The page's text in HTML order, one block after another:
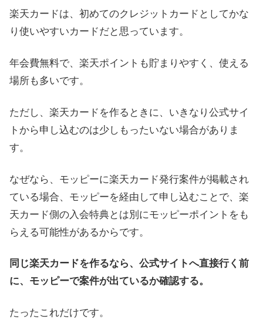
楽天カードは、初めてのクレジットカードとしてかな
り使いやすいカードだと思っています。
年会費無料で、楽天ポイントも貯まりやすく、使える
場所も多いです。
ただし、楽天カードを作るときに、いきなり公式サイ
トから申し込むのは少しもったいない場合がありま
す。
なぜなら、モッピーに楽天カード発行案件が掲載され
ている場合、モッピーを経由して申し込むことで、楽
天カード側の入会特典とは別にモッピーポイントをも
らえる可能性があるからです。
同じ楽天カードを作るなら、公式サイトへ直接行く前
に、モッピーで案件が出ているか確認する。
たったこれだけです。